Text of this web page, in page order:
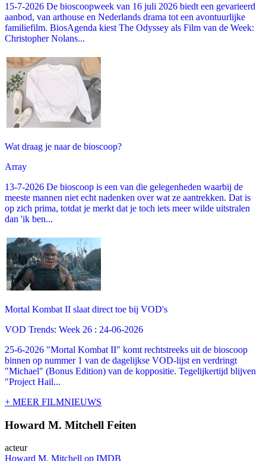
15-7-2026 De bioscoopweek van 16 juli 2026 biedt een gevarieerd
aanbod, van arthouse en Nederlands drama tot een avontuurlijke
familiefilm. BiosAgenda kiest The Odyssey als Film van de Week:
Christopher Nolans...
Wat draag je naar de bioscoop?
Array
13-7-2026 De bioscoop is een van die gelegenheden waarbij de
meeste mannen niet echt nadenken over wat ze aantrekken. Dat is
op zich prima, totdat je merkt dat je toch iets meer wilde uitstralen
dan 'ik ben...
Mortal Kombat II slaat direct toe bij VOD's
VOD Trends: Week 26 : 24-06-2026
25-6-2026 "Mortal Kombat II" komt rechtstreeks uit de bioscoop
binnen op nummer 1 van de dagelijkse VOD-lijst en verdringt
"Michael" (Bonus Edition) van de koppositie. Tegelijkertijd blijven
"Project Hail...
+ MEER FILMNIEUWS
Howard M. Mitchell Feiten
acteur
Howard M. Mitchell op IMDB